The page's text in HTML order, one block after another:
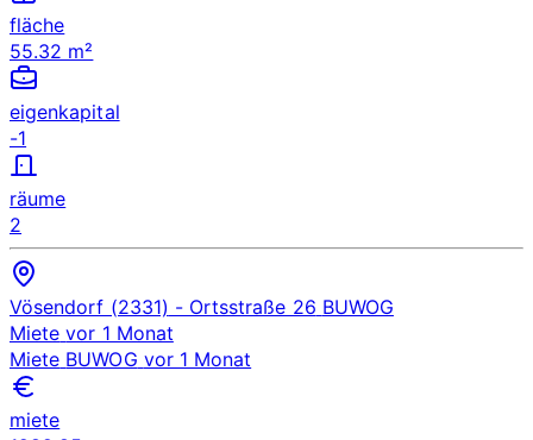
fläche
55.32 m²
eigenkapital
-1
räume
2
Vösendorf (2331) - Ortsstraße 26 BUWOG
Miete vor 1 Monat
Miete BUWOG vor 1 Monat
miete